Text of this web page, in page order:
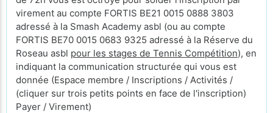
virement au compte FORTIS BE21 0015 0888 3803
adressé à la Smash Academy asbl (ou au compte
FORTIS BE70 0015 0683 9325 adressé à la Réserve du
Roseau asbl pour les stages de Tennis Compétition), en
indiquant la communication structurée qui vous est
donnée (Espace membre / Inscriptions / Activités /
(cliquer sur trois petits points en face de l'inscription)
Payer / Virement)